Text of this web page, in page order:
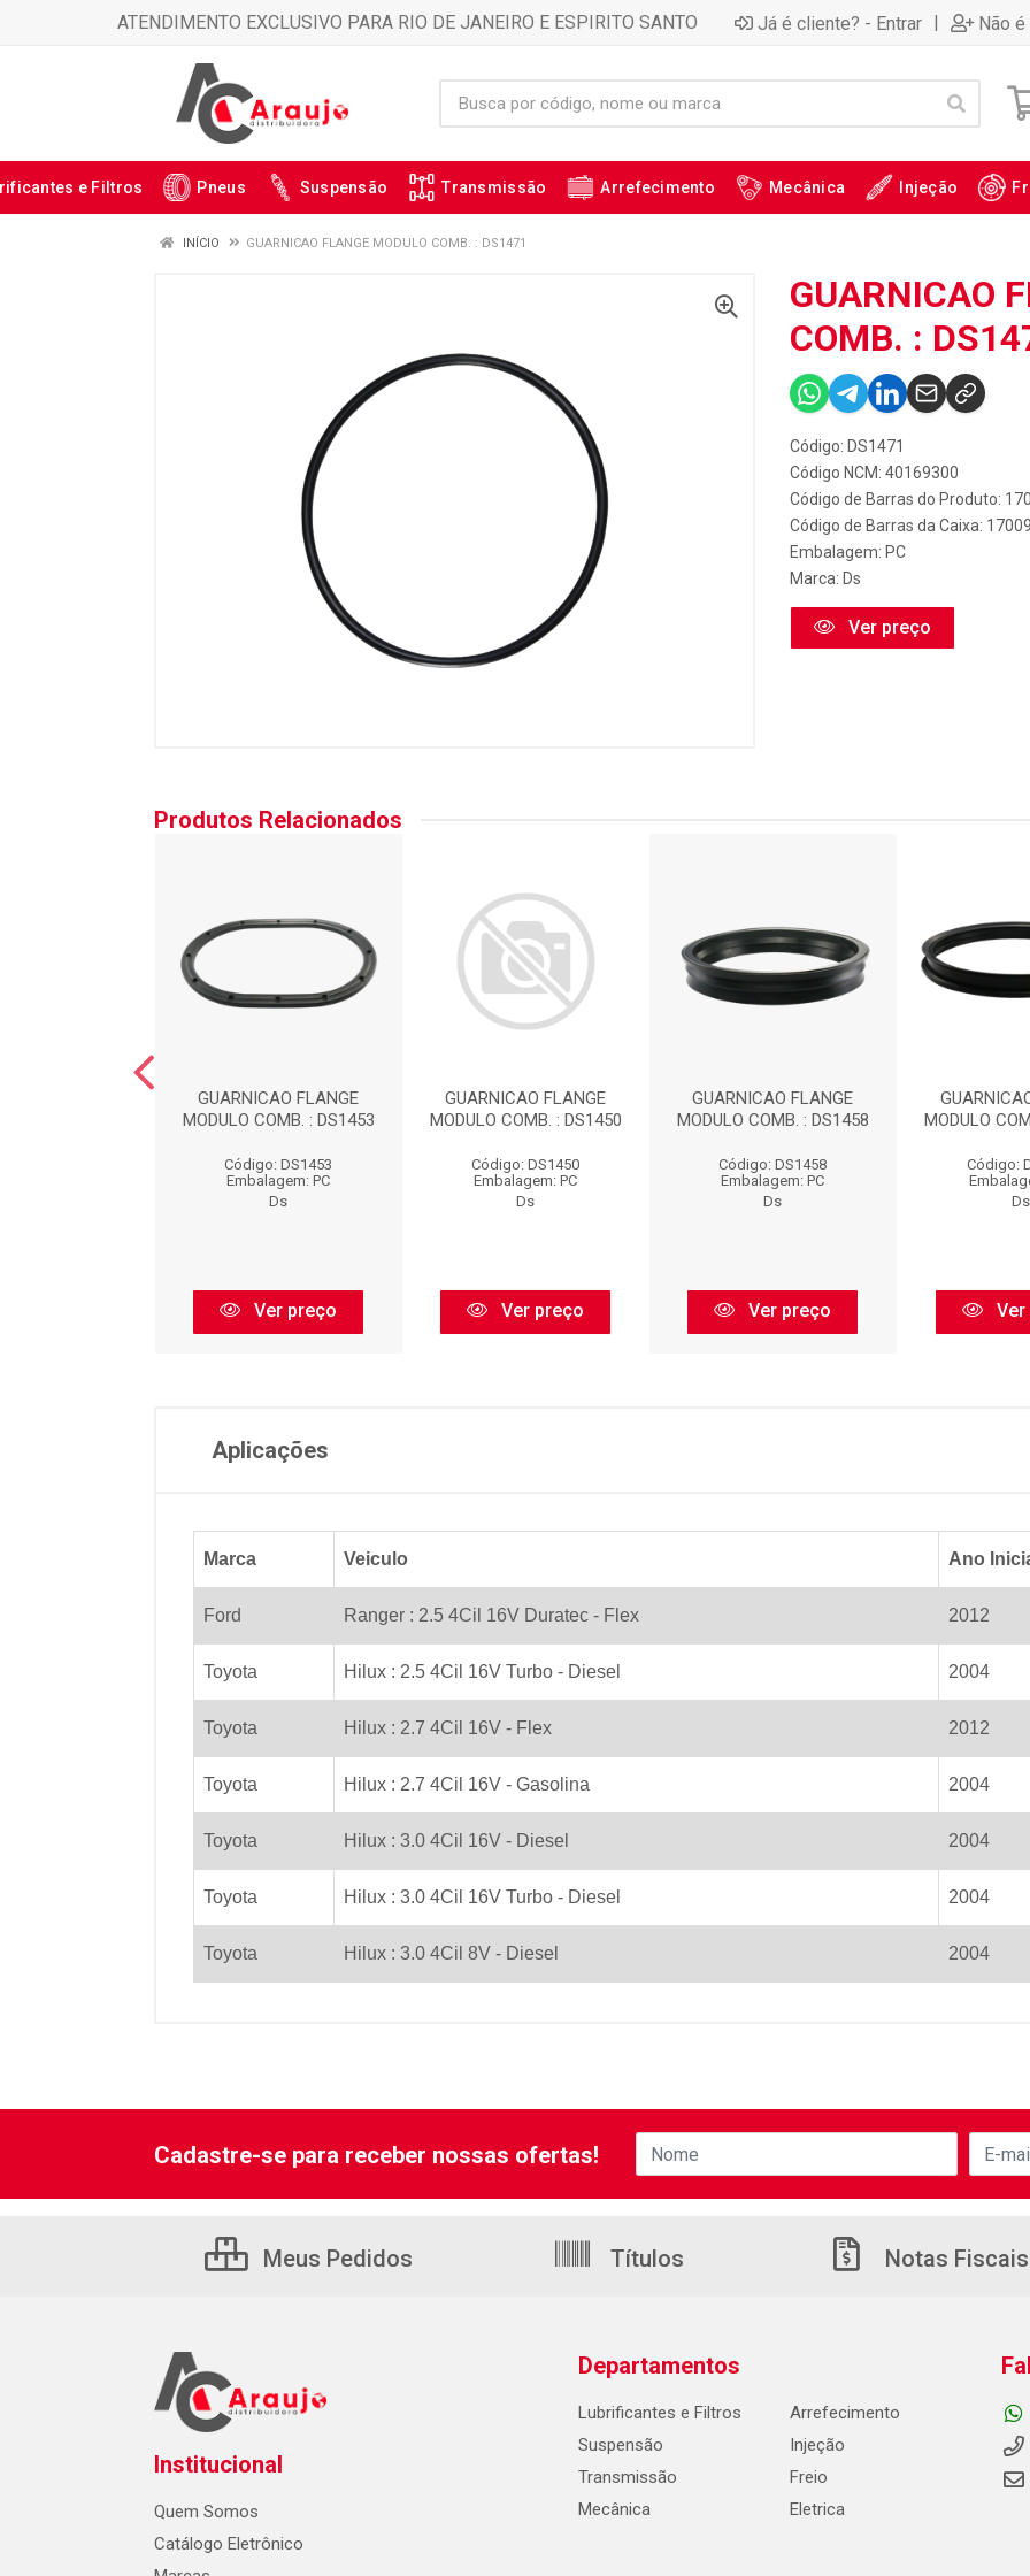
ATENDIMENTO EXCLUSIVO PARA RIO DE JANEIRO E ESPIRITO SANTO Já é cliente? - Entrar | Não
e Filtros Pneus Suspensão Transmissão Arrefecimento Mecânica Injeção
INÍCIO GUARNICAO FLANGE MODULO COMB. : DS1471
GUARNICAO
COMB. :
Código: DS1471
Código NCM: 40169300
Código de Barras do Produto:
Código de Barras da Caixa:
Embalagem: PC
Marca: Ds
Ver preço
Produtos Relacionados
GUARNICAO FLANGE
MODULO COMB. : DS1453
Código: DS1453
Embalagem: PC
Ds
Ver preço
GUARNICAO FLANGE
MODULO COMB. : DS1450
Código: DS1450
Embalagem: PC
Ds
Ver preço
GUARNICAO FLANGE
MODULO COMB. : DS1458
Código: DS1458
Embalagem: PC
Ds
Ver preço
MODULO
Código:
Ds
Aplicações
Marca Veiculo Ano
Ford Ranger : 2.5 4Cil 16V Duratec - Flex 2012
Toyota Hilux : 2.5 4Cil 16V Turbo - Diesel 2004
Toyota Hilux : 2.7 4Cil 16V - Flex 2012
Toyota Hilux : 2.7 4Cil 16V - Gasolina 2004
Toyota Hilux : 3.0 4Cil 16V - Diesel 2004
Toyota Hilux : 3.0 4Cil 16V Turbo - Diesel 2004
Toyota Hilux : 3.0 4Cil 8V - Diesel 2004
Cadastre-se para receber nossas ofertas!
Meus Pedidos Títulos Notas Fiscais
Institucional
Quem Somos
Catálogo Eletrônico
Departamentos
Lubrificantes e Filtros
Suspensão
Transmissão
Mecânica
Arrefecimento
Injeção
Freio
Eletrica